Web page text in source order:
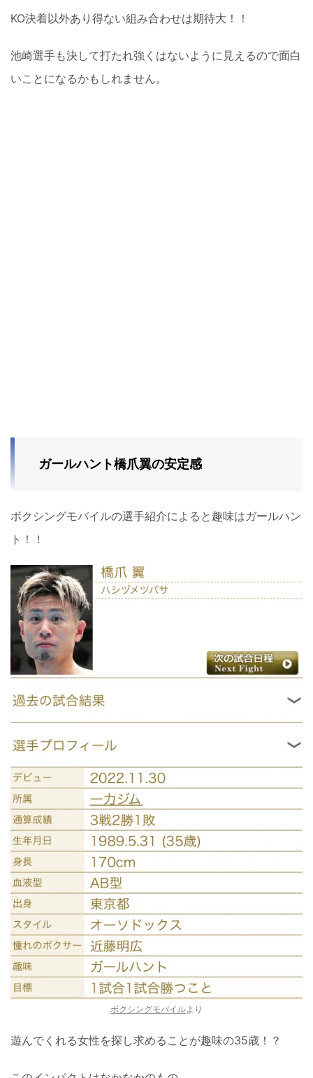
KO決着以外あり得ない組み合わせは期待大！！
池崎選手も決して打たれ強くはないように見えるので面白
いことになるかもしれません。
ガールハント橋爪翼の安定感
ボクシングモバイルの選手紹介によると趣味はガールハン
ト！！
ボクシングモバイルより
遊んでくれる女性を探し求めることが趣味の35歳！？